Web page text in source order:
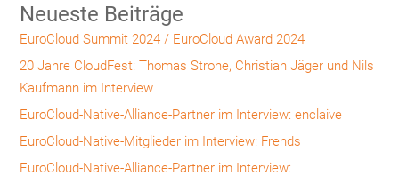
Neueste Beiträge
EuroCloud Summit 2024 / EuroCloud Award 2024
20 Jahre CloudFest: Thomas Strohe, Christian Jäger und Nils
Kaufmann im Interview
EuroCloud-Native-Alliance-Partner im Interview: enclaive
EuroCloud-Native-Mitglieder im Interview: Frends
EuroCloud-Native-Alliance-Partner im Interview: